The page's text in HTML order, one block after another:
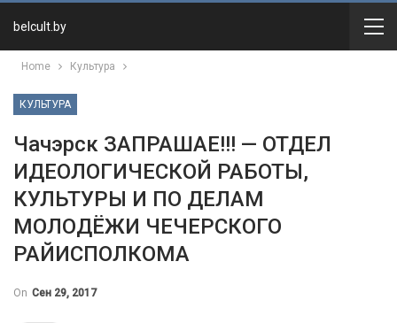
belcult.by
Home Культура
КУЛЬТУРА
Чачэрск ЗАПРАШАЕ!!! — ОТДЕЛ
ИДЕОЛОГИЧЕСКОЙ РАБОТЫ,
КУЛЬТУРЫ И ПО ДЕЛАМ
МОЛОДЁЖИ ЧЕЧЕРСКОГО
РАЙИСПОЛКОМА
On Сен 29, 2017